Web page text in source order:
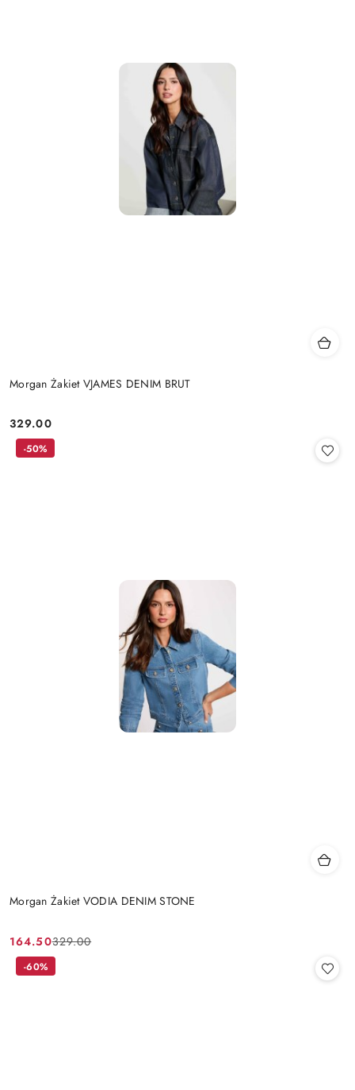
Morgan Żakiet VJAMES DENIM BRUT
Cena:
329.00
Morgan Żakiet VODIA DENIM STONE
Cena
promocyjna:
164.50
Cena
przed
329.00
-50%
-60%